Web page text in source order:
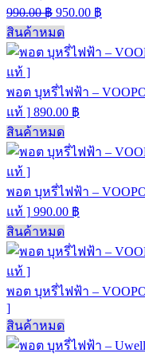
990.00฿ 950.00 ฿
สินค้าหมด
พอต บุหรี่ไฟฟ้า –
แท้ ] 890.00 ฿
สินค้าหมด
พอต บุหรี่ไฟฟ้า –
แท้ ] 990.00 ฿
สินค้าหมด
พอต บุหรี่ไฟฟ้า –
]
สินค้าหมด